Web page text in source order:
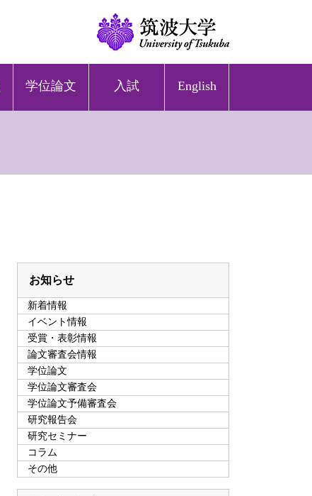
学位論文 入試 English
お知らせ
新着情報
イベント情報
受賞・表彰情報
論文審査会情報
学位論文
学位論文審査会
学位論文予備審査会
研究報告会
研究セミナー
コラム
その他